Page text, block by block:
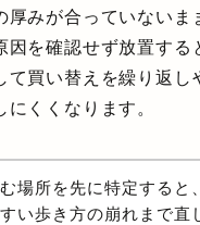
厚みが合っていないま
因を確認せず放置する
て買い替えを繰り返し
くくなります。
場所を先に特定すると
い歩き方の崩れまで直